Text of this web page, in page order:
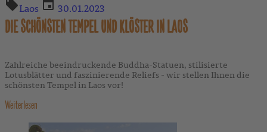
Laos 30.01.2023
DIE SCHÖNSTEN TEMPEL UND KLÖSTER IN LAOS
Zahlreiche beeindruckende Buddha-Statuen, stilisierte
Lotusblätter und faszinierende Reliefs - wir stellen Ihnen die
schönsten Tempel in Laos vor!
Weiterlesen